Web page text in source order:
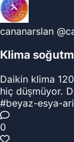
cananarslan
Klima
Daikin klima
hiç düşmüyor.
#beyaz-esya-
0